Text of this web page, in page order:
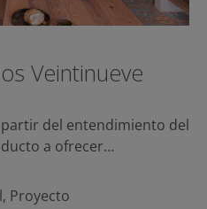
Veintinueve
del entendimiento del
a ofrecer…
, Proyecto